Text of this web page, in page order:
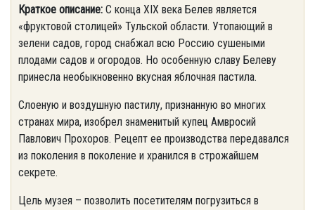
Краткое описание: С конца XIX века Белев является
«фруктовой столицей» Тульской области. Утопающий в
зелени садов, город снабжал всю Россию сушеными
плодами садов и огородов. Но особенную славу Белеву
принесла необыкновенно вкусная яблочная пастила.
Слоеную и воздушную пастилу, признанную во многих
странах мира, изобрел знаменитый купец Амвросий
Павлович Прохоров. Рецепт ее производства передавался
из поколения в поколение и хранился в строжайшем
секрете.
Цель музея – позволить посетителям погрузиться в